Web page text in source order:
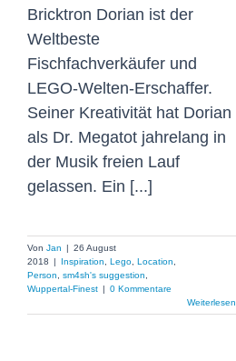
Bricktron Dorian ist der
Weltbeste
Fischfachverkäufer und
LEGO-Welten-Erschaffer.
Seiner Kreativität hat Dorian
als Dr. Megatot jahrelang in
der Musik freien Lauf
gelassen. Ein [...]
Von Jan | 26 August
2018
| Inspiration Lego Location
Person
sm4sh's suggestion
Wuppertal-Finest | 0 Kommentare
Weiterlesen